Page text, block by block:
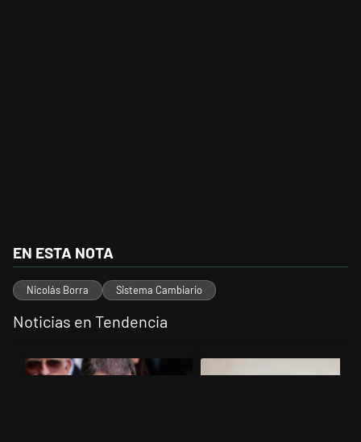
EN ESTA NOTA
Nicolás Borra Sistema Cambiario
Noticias en Tendencia
Un artículo de tendencia con el título "El fiscal intimó a Manuel
Un artículo de tendencia con el